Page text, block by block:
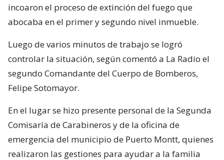
incoaron el proceso de extinción del fuego que
abocaba en el primer y segundo nivel inmueble.
Luego de varios minutos de trabajo se logró
controlar la situación, según comentó a La Radio el
segundo Comandante del Cuerpo de Bomberos,
Felipe Sotomayor.
En el lugar se hizo presente personal de la Segunda
Comisaría de Carabineros y de la oficina de
emergencia del municipio de Puerto Montt, quienes
realizaron las gestiones para ayudar a la familia